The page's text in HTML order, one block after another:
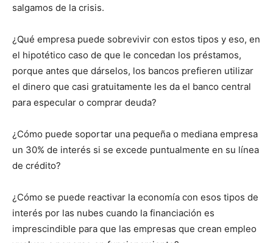
salgamos de la crisis.
¿Qué empresa puede sobrevivir con estos tipos y eso, en
el hipotético caso de que le concedan los préstamos,
porque antes que dárselos, los bancos prefieren utilizar
el dinero que casi gratuitamente les da el banco central
para especular o comprar deuda?
¿Cómo puede soportar una pequeña o mediana empresa
un 30% de interés si se excede puntualmente en su línea
de crédito?
¿Cómo se puede reactivar la economía con esos tipos de
interés por las nubes cuando la financiación es
imprescindible para que las empresas que crean empleo